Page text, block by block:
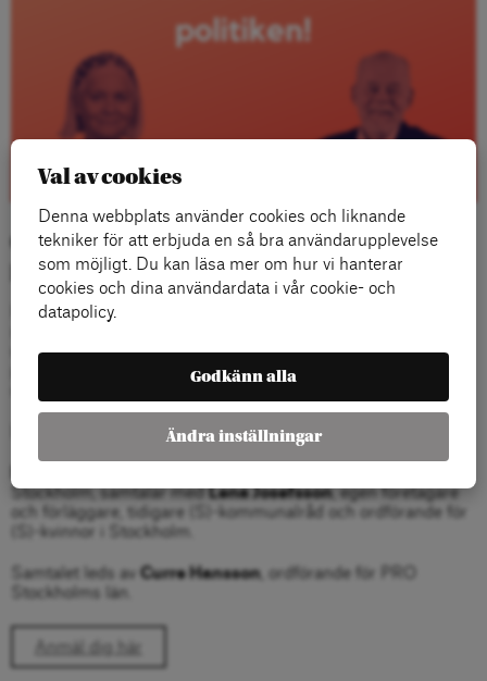
Om behovet av åldersmångfald i
politiken
Riksdagen är alltför medelålders. Den behöver åldras. Så
uppmärksammad artikel. Den har sin grund i att de stora
pensionärsorganisationerna kräver fler 65-plussare i såväl
Livserfarenhet har blivit en bristvara i politiken.
Stockholm, samtalar medLena Josefsson, egen företagare
och förläggare, tidigare (S)-kommunalråd och ordförande för
(S)-kvinnor i Stockholm.
Samtalet leds av Curre Hansson , ordförande för PRO
Stockholms län.
Anmäl dig här
Val av cookies
Denna webbplats använder cookies och liknande
tekniker för att erbjuda en så bra användarupplevelse
som möjligt. Du kan läsa mer om hur vi hanterar
cookies och dina användardata i vår cookie- och
datapolicy.
Godkänn alla
Ändra inställningar